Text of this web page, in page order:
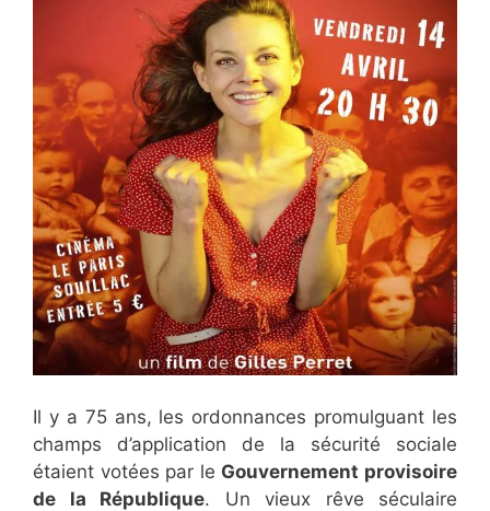
Il y a 75 ans, les ordonnances promulguant les
champs d’application de la sécurité sociale
étaient votées par le Gouvernement provisoire
de la République. Un vieux rêve séculaire